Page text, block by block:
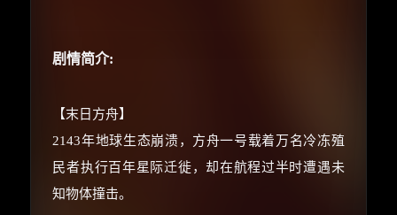
剧情简介:
【末日方舟】
2143年地球生态崩溃，方舟一号载着万名冷冻殖
民者执行百年星际迁徙，却在航程过半时遭遇未
知物体撞击。
还有支付宝现金红包、外卖红包、
⚡ 前往【大淘客】领红包